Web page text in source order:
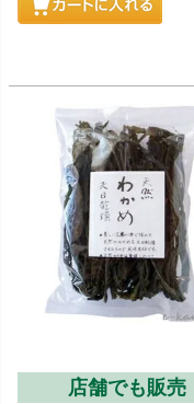
店舗でも販売